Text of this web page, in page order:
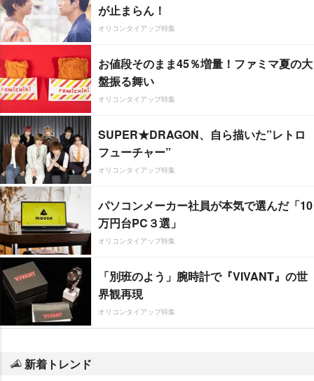
が止まらん！
オリコンタイアップ特集
お値段そのまま45％増量！ファミマ夏の大
盤振る舞い
オリコンタイアップ特集
SUPER★DRAGON、自ら描いた”レトロ
フューチャー”
オリコンタイアップ特集
パソコンメーカー社員が本気で選んだ「10
万円台PC３選」
オリコンタイアップ特集
「別班のよう」腕時計で『VIVANT』の世
界観再現
オリコンタイアップ特集
新着トレンド